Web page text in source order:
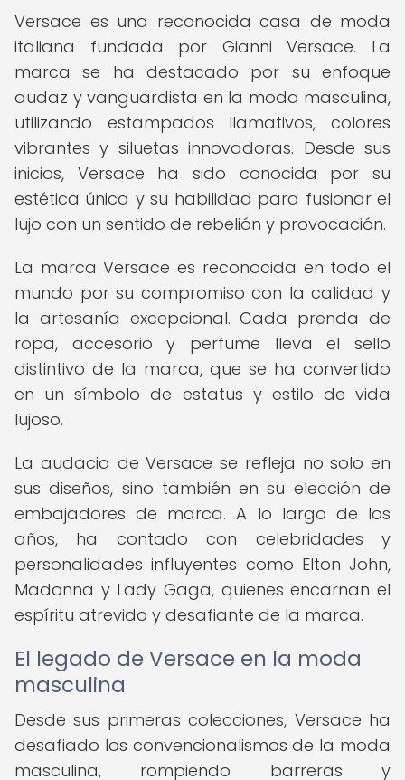
Versace es una reconocida casa de moda
italiana fundada por Gianni Versace. La
marca se ha destacado por su enfoque
audaz y vanguardista en la moda masculina,
utilizando estampados llamativos, colores
vibrantes y siluetas innovadoras. Desde sus
inicios, Versace ha sido conocida por su
estética única y su habilidad para fusionar el
lujo con un sentido de rebelión y provocación.
La marca Versace es reconocida en todo el
mundo por su compromiso con la calidad y
la artesanía excepcional. Cada prenda de
ropa, accesorio y perfume lleva el sello
distintivo de la marca, que se ha convertido
en un símbolo de estatus y estilo de vida
lujoso.
La audacia de Versace se refleja no solo en
sus diseños, sino también en su elección de
embajadores de marca. A lo largo de los
años, ha contado con celebridades y
personalidades influyentes como Elton John,
Madonna y Lady Gaga, quienes encarnan el
espíritu atrevido y desafiante de la marca.
El legado de Versace en la moda
masculina
Desde sus primeras colecciones, Versace ha
desafiado los convencionalismos de la moda
masculina, rompiendo barreras y